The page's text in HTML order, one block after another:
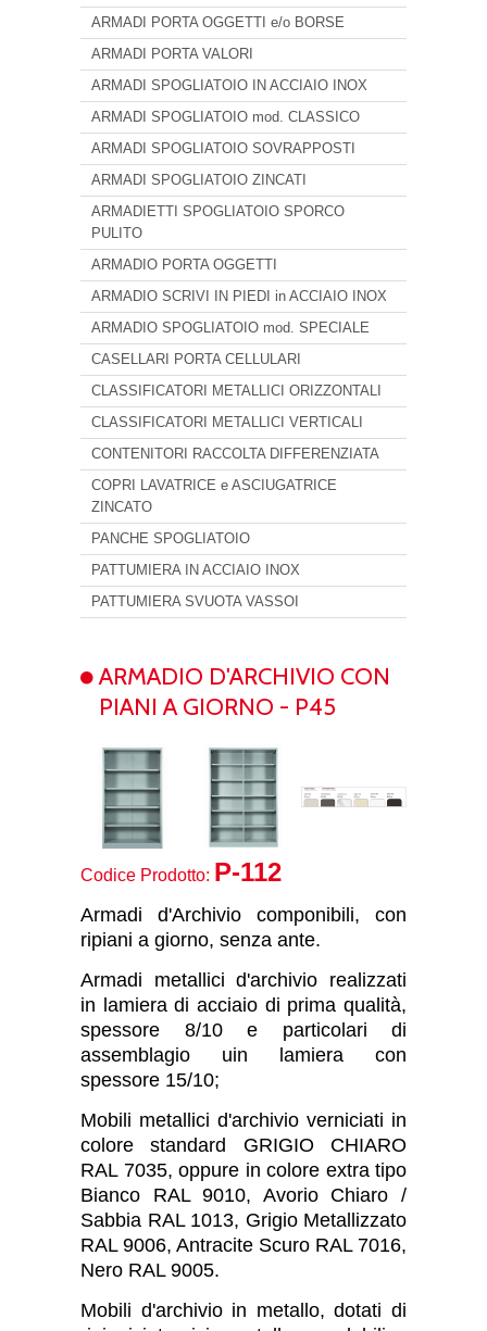
ARMADI PORTA OGGETTI e/o BORSE
ARMADI PORTA VALORI
ARMADI SPOGLIATOIO IN ACCIAIO INOX
ARMADI SPOGLIATOIO mod. CLASSICO
ARMADI SPOGLIATOIO SOVRAPPOSTI
ARMADI SPOGLIATOIO ZINCATI
ARMADIETTI SPOGLIATOIO SPORCO
PULITO
ARMADIO PORTA OGGETTI
ARMADIO SCRIVI IN PIEDI in ACCIAIO INOX
ARMADIO SPOGLIATOIO mod. SPECIALE
CASELLARI PORTA CELLULARI
CLASSIFICATORI METALLICI ORIZZONTALI
CLASSIFICATORI METALLICI VERTICALI
CONTENITORI RACCOLTA DIFFERENZIATA
COPRI LAVATRICE e ASCIUGATRICE
ZINCATO
PANCHE SPOGLIATOIO
PATTUMIERA IN ACCIAIO INOX
PATTUMIERA SVUOTA VASSOI
ARMADIO D'ARCHIVIO CON
PIANI A GIORNO - P45
Codice Prodotto: P-112
Armadi d'Archivio componibili, con
ripiani a giorno, senza ante.
Armadi metallici d'archivio realizzati
in lamiera di acciaio di prima qualità,
spessore 8/10 e particolari di
assemblagio uin lamiera con
spessore 15/10;
Mobili metallici d'archivio verniciati in
colore standard GRIGIO CHIARO
RAL 7035, oppure in colore extra tipo
Bianco RAL 9010, Avorio Chiaro /
Sabbia RAL 1013, Grigio Metallizzato
RAL 9006, Antracite Scuro RAL 7016,
Nero RAL 9005.
Mobili d'archivio in metallo, dotati di